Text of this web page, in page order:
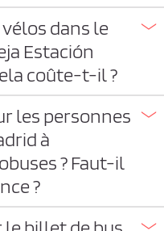
dans le
Estación
coûte-t-il ?
les personnes
à
? Faut-il
?